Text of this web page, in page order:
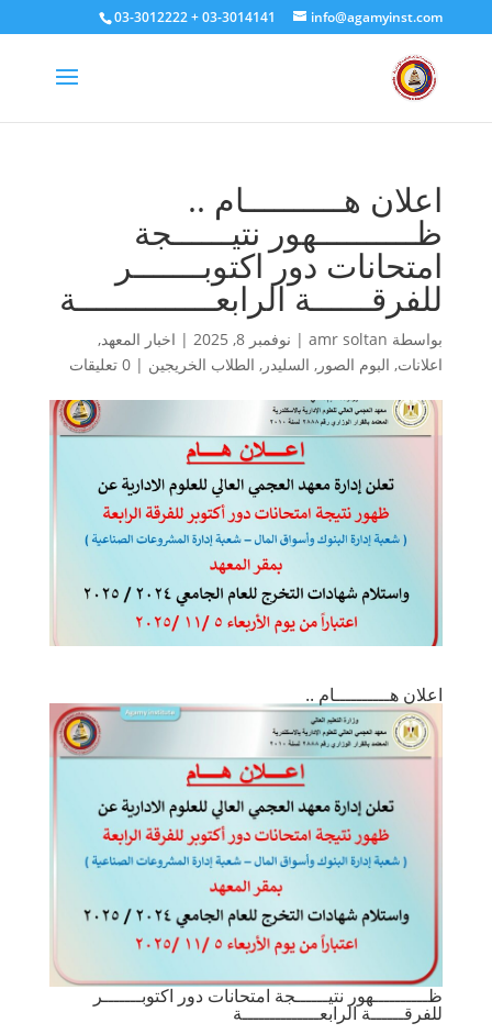
03-3012222 + 03-3014141 info@agamyinst.com
اعلان هــــــــــام ..
ظــــــــــهور نتيــــــجة
امتحانات دور اكتوبـــــــر
للفرقــــــة الرابعــــــــــــــة
بواسطة amr soltan
| نوفمبر 8, 2025 | اخبار المعهد,
اعلانات, البوم الصور , السليدر , الطلاب الخريجين | 0 تعليقات
اعلان هــــــــــام ..
ظــــــــــهور نتيــــــجة امتحانات دور اكتوبـــــــر
للفرقــــــة الرابعــــــــــــــة